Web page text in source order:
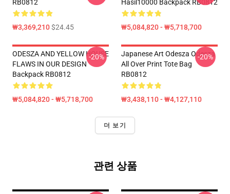
RB0812
₩3,369,210$24.45
Hasil10000 Backpack RB0812
₩5,084,820 - ₩5,718,700
ODESZA AND YELLOW HOUSE
FLAWS IN OUR DESIGN
Backpack RB0812
₩5,084,820 - ₩5,718,700
-20%
Japanese Art Odesza Odesza
All Over Print Tote Bag
RB0812
₩3,438,110 - ₩4,127,110
-20%
더 보기
관련 상품